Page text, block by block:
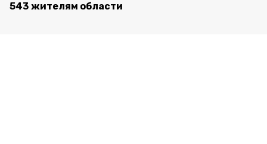
543 жителям области